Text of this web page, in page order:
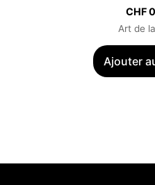
CHF
Art de
Ajouter